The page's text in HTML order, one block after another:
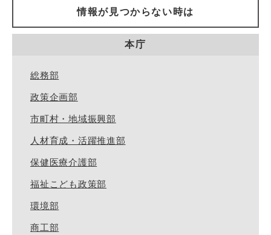
情報が見つからない時は
本庁
総務部
政策企画部
市町村・地域振興部
人材育成・活躍推進部
保健医療介護部
福祉こども政策部
環境部
商工部